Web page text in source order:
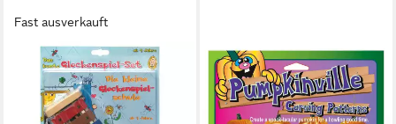
Fast ausverkauft
VOGGENREITER
Glockenspiel
29,11 €
in 4-5 Werktagen bei dir
PAPER MAGIC
Dekoobjekt Halloween
Kürbis-Schnitzschablonen
3,55 € 3,99 €